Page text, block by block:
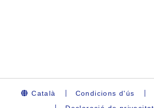
Català Condicions d'ús